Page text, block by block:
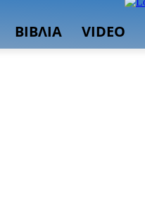
ΒΙΒΛΙΑ VIDEO